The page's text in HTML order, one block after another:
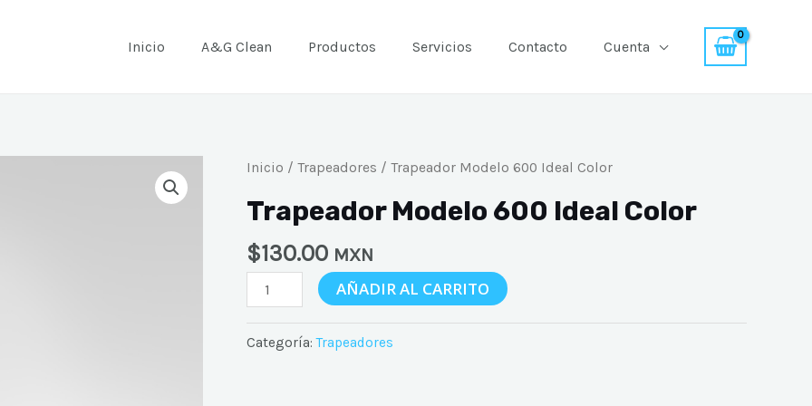
Inicio A&G Clean Productos Servicios Contacto Cuenta
Inicio / Trapeadores / Trapeador Modelo 600 Ideal Color
Trapeador Modelo 600 Ideal Color
$130.00 MXN
Trapeador
600
Ideal
Color
cantidad
AÑADIR AL CARRITO
Categoría:Trapeadores